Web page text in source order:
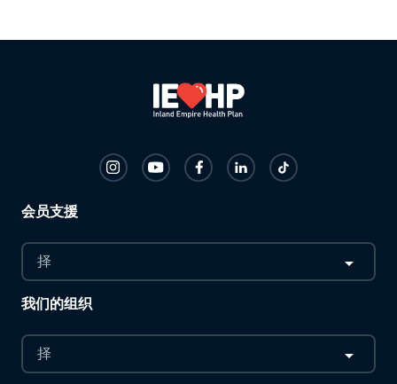
会员支援
择
我们的组织
择